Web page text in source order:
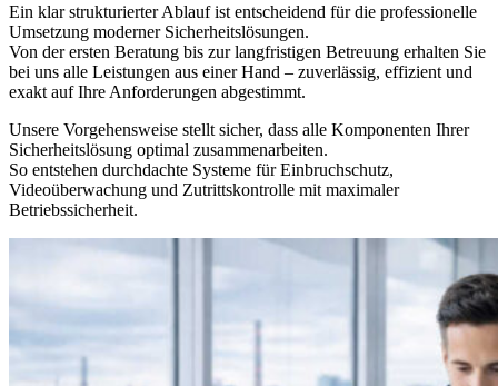
Ein klar strukturierter Ablauf ist entscheidend für die professionelle
Umsetzung moderner Sicherheitslösungen.
Von der ersten Beratung bis zur langfristigen Betreuung erhalten Sie
bei uns alle Leistungen aus einer Hand – zuverlässig, effizient und
exakt auf Ihre Anforderungen abgestimmt.
Unsere Vorgehensweise stellt sicher, dass alle Komponenten Ihrer
Sicherheitslösung optimal zusammenarbeiten.
So entstehen durchdachte Systeme für Einbruchschutz,
Videoüberwachung und Zutrittskontrolle mit maximaler
Betriebssicherheit.